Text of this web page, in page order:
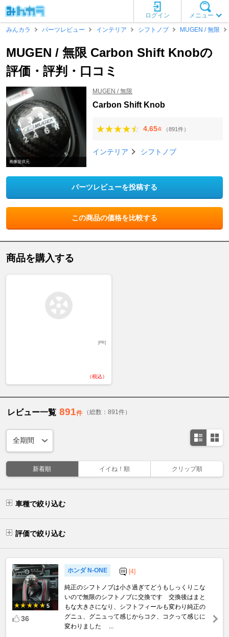
メニュー
ログイン
みんカラ
パーツレビュー インテリア シフトノブ MUGEN / 無限
MUGEN / 無限 Carbon Shift Knobの
評価・評判・口コミ
画像提供元
MUGEN / 無限
Carbon Shift Knob
4.65点 （891件）
インテリア シフトノブ
パーツレビューを投稿する
この商品の価格を比較する
商品を購入する
[PR]
（税込）
レビュー一覧 891件 （総数：891件）
新着順 イイね！順 クリップ順
車種で絞り込む
評価で絞り込む
5
36
ホンダ N-ONE [4]
純正のシフトノブは小さ過ぎてどうもしっくりこな
いので無限のシフトノブに交換です 交換後はまと
もな大きさになり、シフトフィールも変わり純正の
グニュ、グニュって感じからコク、コクって感じに
変わりました ...